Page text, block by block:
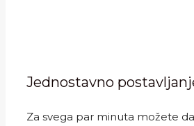
Jednostavno
Za svega par minuta možete